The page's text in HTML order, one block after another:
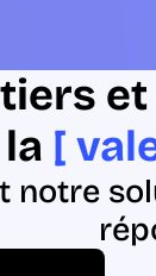
[
notre